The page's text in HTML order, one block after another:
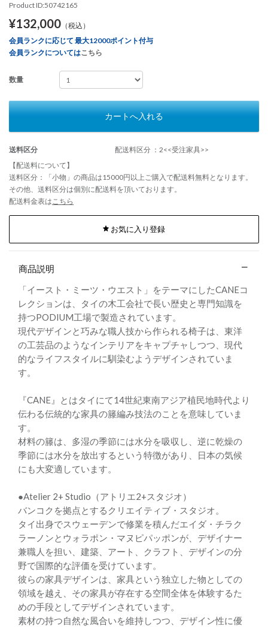
Product ID:50742165
¥132,000 （税込）
会員ランクに応じて 最大12000ポイント付与
会員ランクについてはこちら
数量
カートへ入れる
送料区分
配送料区分 ：2<<受注家具>>
【配送料について】
送料区分：「小物」の商品は15000円以上ご購入で配送料無料となります。
その他、送料区分は個別に配送料を頂いております。
配送料金表はこちら
お気に入り登録
商品説明
「イースト・ミーツ・ウエスト」をテーマにしたCANEコ
レクションは、タイの木工会社で長い歴史と専門知識を
持つPODIUM工場で製造されています。
現代デザインと巧みな職人技から作られる椅子は、東洋
の工芸品のようなインテリアをキャプチャしつつ、現代
的なライフスタイルに馴染むようデザインされていま
す。
『CANE』とはタイにて14世紀東南アジア植民地時代より
伝わる伝統的な家具の籐編み技法のことを意味していま
す。
材料の籐は、多湿の季節には水分を吸収し、逆に乾燥の
季節には水分を放出するという特徴があり、日本の気候
にも大変適しています。
●Atelier 2+ Studio（アトリエ2+スタジオ）
バンコクを拠点とするクリエイティブ・スタジオ。
タイ出身でスウェーデンで修業を積んだエイダ・チラク
ラーノンとウォラポン・マヌピパッポンが、デザイナー
兼職人を担い、建築、アート、クラフト、デザインの分
野で国際的な評価を受けています。
彼らの家具デザインは、家具という独立した物としての
領域を越え、その家具が存在する空間全体を体験するた
めの手段としてデザインされています。
素材の持つ自然な風合いを維持しつつ、デザイン性に優